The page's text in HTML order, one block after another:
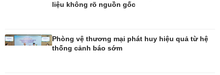
Sản phụ khoa
Làm đẹp - giảm cân
Phòng mạch online
liệu không rõ nguồn gốc
Phòng vệ thương mại phát huy hiệu quả từ hệ
thống cảnh báo sớm